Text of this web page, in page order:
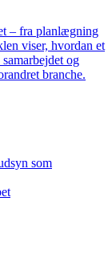
– fra planlægning
viser, hvordan et
og
branche.
som